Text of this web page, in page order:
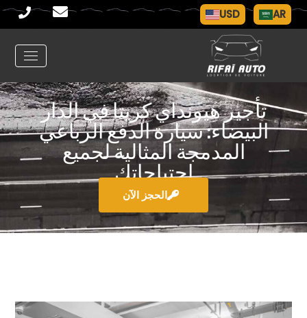
USD AR
تأجير هيونداي كريتا في الدار
البيضاء: سيارة الدفع الرباعي
المدمجة المثالية لجميع
احتياجاتك
الحجز الآن